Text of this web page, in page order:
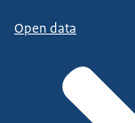
Open data